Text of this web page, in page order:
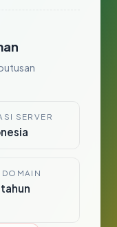
SERVER
DOMAIN